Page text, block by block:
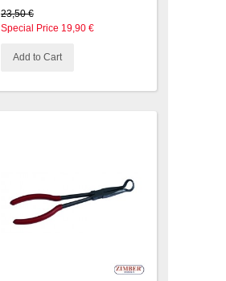
23,50 €
Special Price 19,90 €
Add to Cart